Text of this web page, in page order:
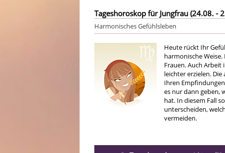
Tageshoroskop für Jungfrau (24.08. -
Harmonisches Gefühlsleben
Heute rückt Ihr
harmonische
Frauen. Auch
leichter erzielen.
Ihren
es nur dann geben,
hat. In diesem Fall
unterscheiden,
vermeiden.